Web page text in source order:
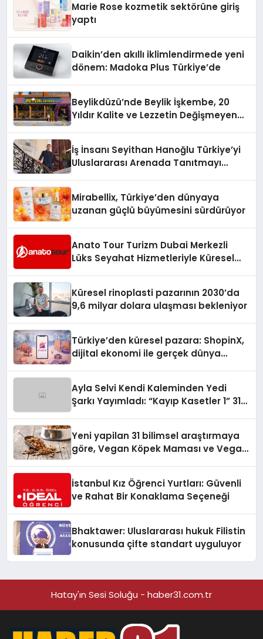
Marie Rose kozmetik sektörüne giriş
yaptı
Daikin’den akıllı iklimlendirmede yeni
dönem: Madoka Plus Türkiye’de
Beylikdüzü’nde Beylik İşkembe, 20
Yıldır Kalite ve Lezzetin Değişmeyen
İş İnsanı Seyithan Hanoğlu Türkiye’yi
Uluslararası Arenada Tanıtmayı
Mirabellix, Türkiye’den dünyaya
uzanan güçlü büyümesini sürdürüyor
Anato Tour Turizm Dubai Merkezli
Lüks Seyahat Hizmetleriyle Küresel
Küresel rinoplasti pazarının 2030’da
9,6 milyar dolara ulaşması bekleniyor
Türkiye’den küresel pazara: ShopinX,
dijital ekonomi ile gerçek dünya
Ayla Selvi Kendi Kaleminden Yedi
Şarkı Yayımladı: “Kayıp Kasetler 1” 31
Yeni yapilan 31 bilimsel araştırmaya
göre, Vegan Köpek Maması ve Vegan
İstanbul Kız Öğrenci Yurtları: Güvenli
ve Rahat Bir Konaklama Seçeneği
Bhaktawer: Uluslararası hukuk Filistin
konusunda çifte standart uyguluyor
Hatay'ın Sesi Soluğu - haber31.com.tr